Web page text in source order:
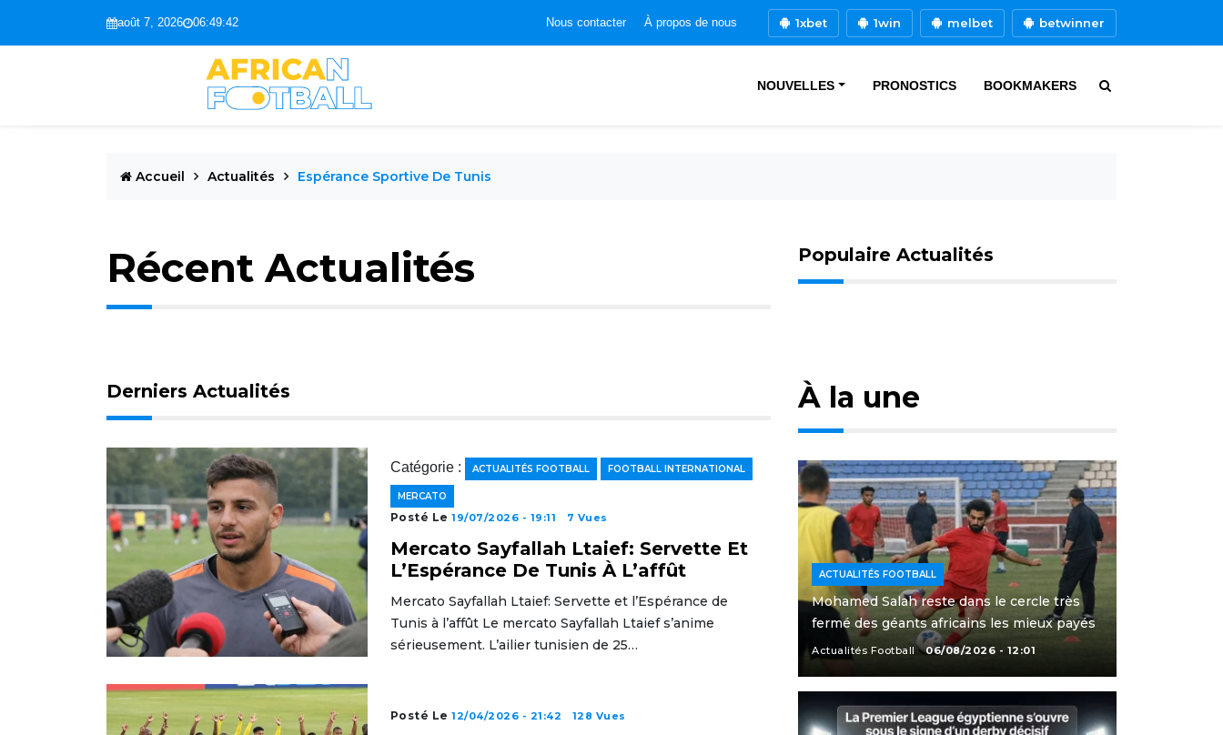
août 7, 2026 06:49:43 Nous contacter À propos de nous 1xbet 1win melbet betwinner
NOUVELLES PRONOSTICS BOOKMAKERS
Accueil Actualités Espérance Sportive De Tunis
Récent Actualités Populaire Actualités
Derniers Actualités
Catégorie : ACTUALITÉS FOOTBALL FOOTBALL INTERNATIONAL
MERCATO
Posté Le19/07/2026 - 19:11 7 Vues
Mercato Sayfallah Ltaief: Servette Et
L’Espérance De Tunis À L’affût
Mercato Sayfallah Ltaief: Servette et l’Espérance de
Tunis à l’affût Le mercato Sayfallah Ltaief s’anime
sérieusement. L’ailier tunisien de 25…
Posté Le12/04/2026 - 21:42 128 Vues
À la une
ACTUALITÉS FOOTBALL
Mohamed Salah reste dans le cercle très
fermé des géants africains les mieux payés
Actualités Football 06/08/2026 - 12:01